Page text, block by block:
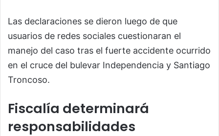
Las declaraciones se dieron luego de que
usuarios de redes sociales cuestionaran el
manejo del caso tras el fuerte accidente ocurrido
en el cruce del bulevar Independencia y Santiago
Troncoso.
Fiscalía determinará
responsabilidades